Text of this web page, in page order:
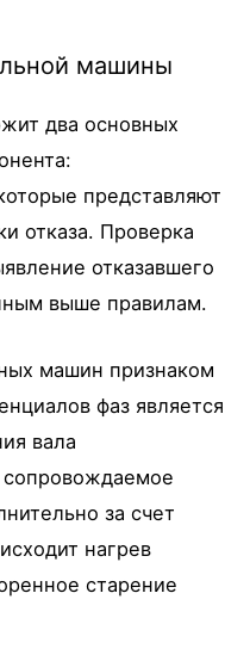
машины
два основных
представляют
отказа. Проверка
отказавшего
выше правилам.
машин признаком
фаз является
вала
сопровождаемое
за счет
нагрев
старение